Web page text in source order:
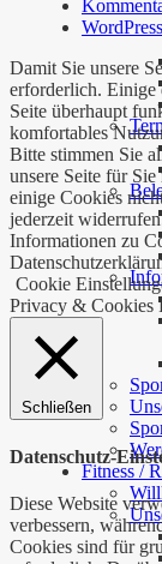
Fitness /
Damit Sie unsere
erforderlich. Einige
Seite überhaupt
komfortables
Bitte stimmen Sie
unsere Seite für
einige Cookies
jederzeit
Informationen zu
Cookie
Privacy & Cookies
Schließen
Datenschutz-
Diese Website
verbessern,
Cookies sind für